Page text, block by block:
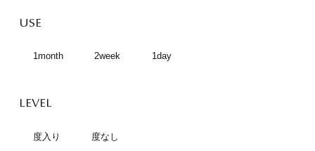
USE
1month 2week 1day
LEVEL
度入り 度なし